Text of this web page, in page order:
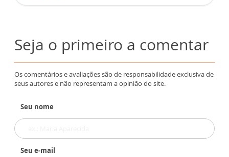
Seja o primeiro a comentar
Os comentários e avaliações são de responsabilidade exclusiva de
seus autores e não representam a opinião do site.
Seu nome
Seu e-mail